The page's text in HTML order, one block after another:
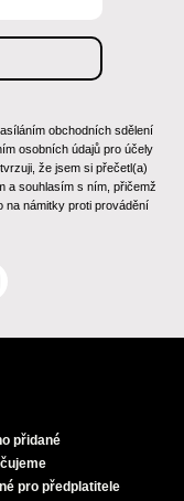
obchodních sdělení
osobních údajů pro účely
že jsem si přečetl(a)
a souhlasím s ním, přičemž
na námitky proti provádění
přidané
pro předplatitele